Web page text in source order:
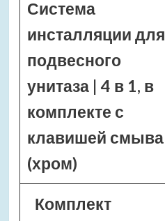
Система
инсталляции для
подвесного
унитаза | 4 в 1, в
комплекте с
клавишей смыва
(хром)
Комплект